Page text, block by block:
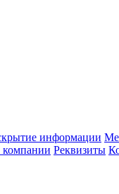
информации
компании Реквизиты